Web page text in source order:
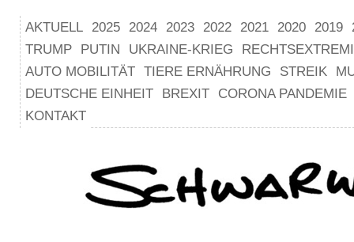
AKTUELL 2025 2024 2023 2022 2021 2020 2019
TRUMP
PUTIN UKRAINE-KRIEG
AUTO MOBILITÄT TIERE ERNÄHRUNG STREIK
DEUTSCHE EINHEIT
BREXIT
CORONA PANDEMIE
KONTAKT